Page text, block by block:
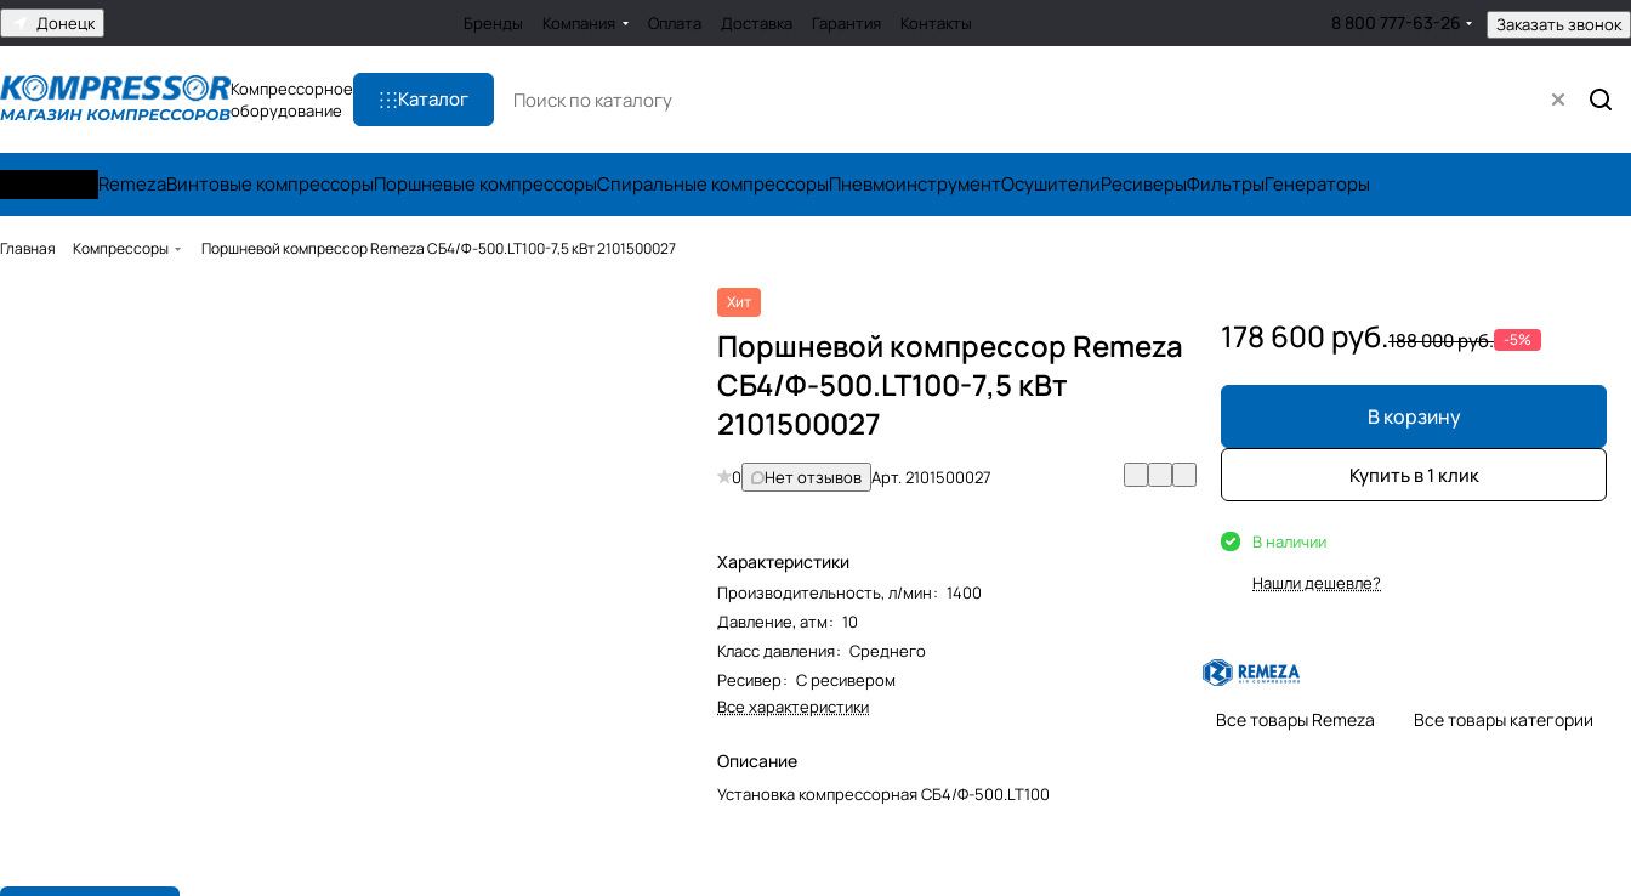
Донецк Бренды Компания Оплата Доставка Гарантия Контакты 8 800 777-63-26 Заказать звонок
Компрессорное
оборудование
Каталог
RemezaВинтовые компрессорыПоршневые компрессорыСпиральные компрессорыПневмоинструментОсушителиРесиверыФильтрыГенераторы
Главная Компрессоры Поршневой компрессор Remeza СБ4/Ф-500.LT100-7,5 кВт 2101500027
Хит
Поршневой компрессор Remeza
СБ4/Ф-500.LT100-7,5 кВт
2101500027
0 Нет отзывов Арт.2101500027
Характеристики
Производительность, л/мин: 1400
Давление, атм: 10
Класс давления: Среднего
Ресивер: С ресивером
Все характеристики
Описание
Установка компрессорная СБ4/Ф-500.LT100
178 600 руб.188 000 руб. -5%
В корзину
Купить в 1 клик
В наличии
Нашли дешевле?
Все товары Remeza Все товары категории